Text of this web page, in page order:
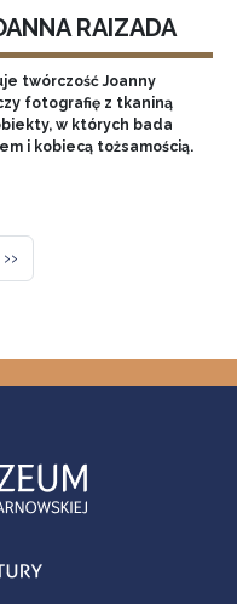
RAIZADA
twórczość Joanny
fotografię z tkaniną
w których bada
i kobiecą tożsamością.
Next page
››